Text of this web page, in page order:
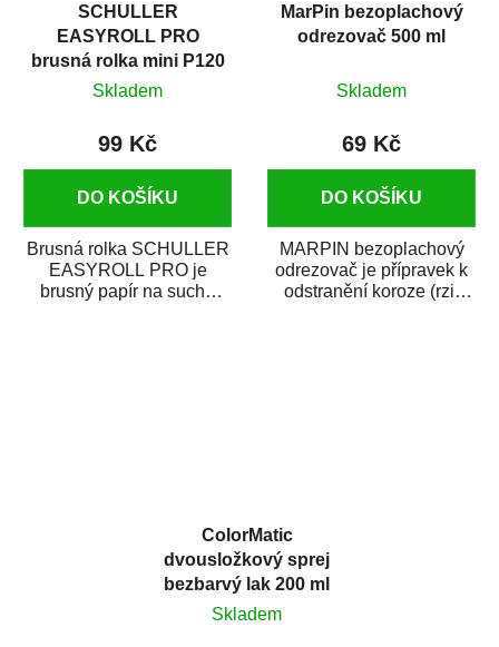
SCHULLER
EASYROLL PRO
brusná rolka mini P120
Skladem
99 Kč
DO KOŠÍKU
Brusná rolka SCHULLER
EASYROLL PRO je
brusný papír na suché
MarPin bezoplachový
odrezovač 500 ml
Skladem
69 Kč
DO KOŠÍKU
MARPIN bezoplachový
odrezovač je přípravek k
odstranění koroze (rzi)
ColorMatic
dvousložkový sprej
bezbarvý lak 200 ml
Skladem